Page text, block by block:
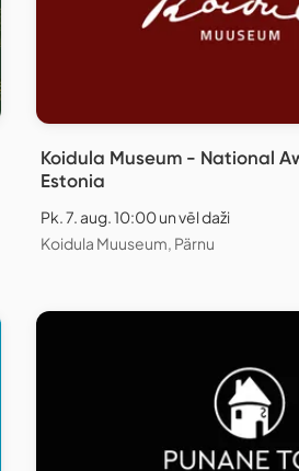
Koidula Museum - National
Estonia
Pk. 7. aug. 10:00 un vēl daži
Koidula Muuseum, Pärnu